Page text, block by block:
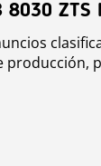
8030 ZTS